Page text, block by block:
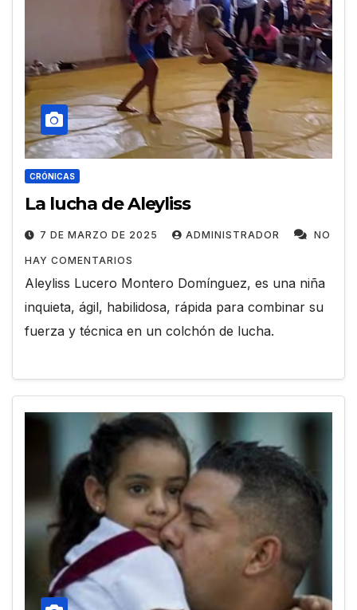
CRÓNICAS
La lucha de Aleyliss
7 DE MARZO DE 2025 ADMINISTRADOR NO
HAY COMENTARIOS
Aleyliss Lucero Montero Domínguez, es una niña
inquieta, ágil, habilidosa, rápida para combinar su
fuerza y técnica en un colchón de lucha.